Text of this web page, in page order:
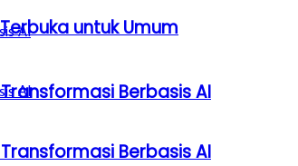
Berbasis AI
untuk Umum
Berbasis AI